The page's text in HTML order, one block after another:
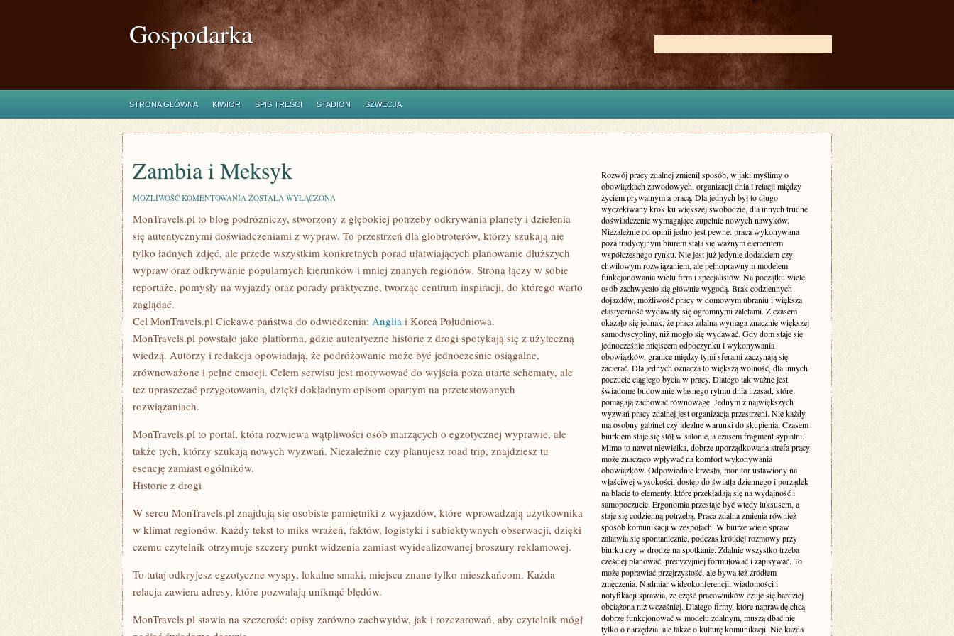
Gospodarka
STRONA GŁÓWNA KIWIOR SPIS TREŚCI STADION SZWECJA
Zambia i Meksyk
MOŻLIWOŚĆ KOMENTOWANIA ZAMBIA
MEKSYK
ZOSTAŁA WYŁĄCZONA
MonTravels.pl to blog podróżniczy, stworzony z głębokiej potrzeby odkrywania planety i dzielenia
się autentycznymi doświadczeniami z wypraw. To przestrzeń dla globtroterów, którzy szukają nie
tylko ładnych zdjęć, ale przede wszystkim konkretnych porad ułatwiających planowanie dłuższych
wypraw oraz odkrywanie popularnych kierunków i mniej znanych regionów. Strona łączy w sobie
reportaże, pomysły na wyjazdy oraz porady praktyczne, tworząc centrum inspiracji, do którego warto
zaglądać.
Cel MonTravels.pl Ciekawe państwa do odwiedzenia: Anglia i Korea Południowa.
MonTravels.pl powstało jako platforma, gdzie autentyczne historie z drogi spotykają się z użyteczną
wiedzą. Autorzy i redakcja opowiadają, że podróżowanie może być jednocześnie osiągalne,
zrównoważone i pełne emocji. Celem serwisu jest motywować do wyjścia poza utarte schematy, ale
też upraszczać przygotowania, dzięki dokładnym opisom opartym na przetestowanych
rozwiązaniach.
MonTravels.pl to portal, która rozwiewa wątpliwości osób marzących o egzotycznej wyprawie, ale
także tych, którzy szukają nowych wyzwań. Niezależnie czy planujesz road trip, znajdziesz tu
esencję zamiast ogólników.
Historie z drogi
W sercu MonTravels.pl znajdują się osobiste pamiętniki z wyjazdów, które wprowadzają użytkownika
w klimat regionów. Każdy tekst to miks wrażeń, faktów, logistyki i subiektywnych obserwacji, dzięki
czemu czytelnik otrzymuje szczery punkt widzenia zamiast wyidealizowanej broszury reklamowej.
To tutaj odkryjesz egzotyczne wyspy, lokalne smaki, miejsca znane tylko mieszkańcom. Każda
relacja zawiera adresy, które pozwalają uniknąć błędów.
MonTravels.pl stawia na szczerość: opisy zarówno zachwytów, jak i rozczarowań, aby czytelnik mógł
Rozwój pracy zdalnej zmienił sposób, w jaki myślimy o
obowiązkach zawodowych, organizacji dnia i relacji między
życiem prywatnym a pracą. Dla jednych był to długo
wyczekiwany krok ku większej swobodzie, dla innych trudne
doświadczenie wymagające zupełnie nowych nawyków.
Niezależnie od opinii jedno jest pewne: praca wykonywana
poza tradycyjnym biurem stała się ważnym elementem
współczesnego rynku. Nie jest już jedynie dodatkiem czy
chwilowym rozwiązaniem, ale pełnoprawnym modelem
funkcjonowania wielu firm i specjalistów. Na początku wiele
osób zachwycało się głównie wygodą. Brak codziennych
dojazdów, możliwość pracy w domowym ubraniu i większa
elastyczność wydawały się ogromnymi zaletami. Z czasem
okazało się jednak, że praca zdalna wymaga znacznie większej
samodyscypliny, niż mogło się wydawać. Gdy dom staje się
jednocześnie miejscem odpoczynku i wykonywania
obowiązków, granice między tymi sferami zaczynają się
zacierać. Dla jednych oznacza to większą wolność, dla innych
poczucie ciągłego bycia w pracy. Dlatego tak ważne jest
świadome budowanie własnego rytmu dnia i zasad, które
pomagają zachować równowagę. Jednym z największych
wyzwań pracy zdalnej jest organizacja przestrzeni. Nie każdy
ma osobny gabinet czy idealne warunki do skupienia. Czasem
biurkiem staje się stół w salonie, a czasem fragment sypialni.
Mimo to nawet niewielka, dobrze uporządkowana strefa pracy
może znacząco wpływać na komfort wykonywania
obowiązków. Odpowiednie krzesło, monitor ustawiony na
właściwej wysokości, dostęp do światła dziennego i porządek
na blacie to elementy, które przekładają się na wydajność i
samopoczucie. Ergonomia przestaje być wtedy luksusem, a
staje się codzienną potrzebą. Praca zdalna zmienia również
sposób komunikacji w zespołach. W biurze wiele spraw
załatwia się spontanicznie, podczas krótkiej rozmowy przy
biurku czy w drodze na spotkanie. Zdalnie wszystko trzeba
częściej planować, precyzyjniej formułować i zapisywać. To
może poprawiać przejrzystość, ale bywa też źródłem
zmęczenia. Nadmiar wideokonferencji, wiadomości i
notyfikacji sprawia, że część pracowników czuje się bardziej
obciążona niż wcześniej. Dlatego firmy, które naprawdę chcą
dobrze funkcjonować w modelu zdalnym, muszą dbać nie
tylko o narzędzia, ale także o kulturę komunikacji. Nie każda